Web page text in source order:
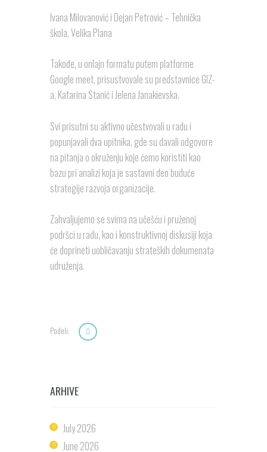
Ivana Milovanović i Dejan Petrović – Tehnička
škola, Velika Plana
Takođe, u onlajn formatu putem platforme
Google meet, prisustvovale su predstavnice GIZ-
a, Katarina Stanić i Jelena Janakievska.
Svi prisutni su aktivno učestvovali u radu i
popunjavali dva upitnika, gde su davali odgovore
na pitanja o okruženju koje ćemo koristiti kao
bazu pri analizi koja je sastavni deo buduće
strategije razvoja organizacije.
Zahvaljujemo se svima na učešću i pruženoj
podršci u radu, kao i konstruktivnoj diskusiji koja
će doprineti uobličavanju strateških dokumenata
udruženja.
Podeli:
ARHIVE
July2026
June 2026